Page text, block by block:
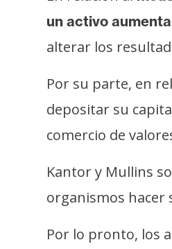
A
n
l
i
s
i
N
o
un activo
alterar los
Por su parte, en
depositar su
comercio de
Kantor y Mullins
organismos hacer
Por lo pronto, los